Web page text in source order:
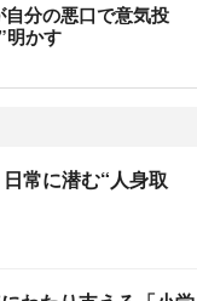
分の悪口で意気投
明かす
常に潜む“人身取